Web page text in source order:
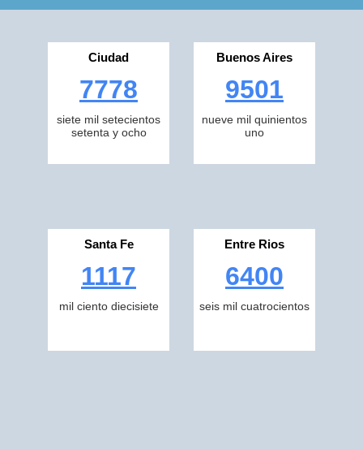
Ciudad
7778
siete mil setecientos
setenta y ocho
Buenos Aires
9501
nueve mil quinientos
uno
Santa Fe
1117
mil ciento diecisiete
Entre Rios
6400
seis mil cuatrocientos